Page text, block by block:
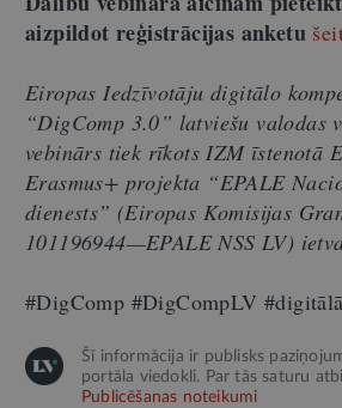
aizpildot reģistrācijas anketu
Eiropas Iedzīvotāju digitālo
“DigComp 3.0” latviešu valodas
vebinārs tiek rīkots IZM īstenotā
Erasmus+ projekta “EPALE
dienests” (Eiropas Komisijas
101196944—EPALE NSS LV)
#DigComp #DigCompLV
Šī informācija ir publisks
portāla viedokli. Par tās saturu
Publicēšanas noteikumi